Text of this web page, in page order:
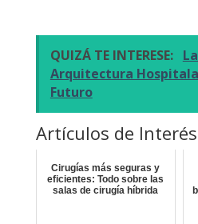
QUIZÁ TE INTERESE:
Arquitectura
Futuro
Artículos de
Cirugías más seguras y
eficientes: Todo sobre las
salas de cirugía híbrida